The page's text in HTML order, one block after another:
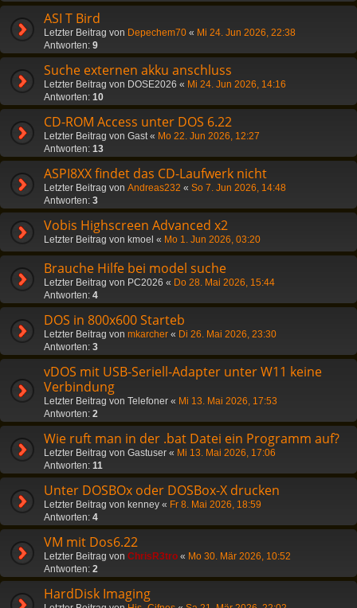
ASI T Bird
Letzter Beitrag von Depechem70 « Mi 24. Jun 2026, 22:38
Antworten: 9
Suche externen akku anschluss
Letzter Beitrag von DOSE2026 « Mi 24. Jun 2026, 14:16
Antworten: 10
CD-ROM Access unter DOS 6.22
Letzter Beitrag von Gast« Mo 22. Jun 2026, 12:27
Antworten: 13
ASPI8XX findet das CD-Laufwerk nicht
Letzter Beitrag von Andreas232 « So 7. Jun 2026, 14:48
Antworten: 3
Vobis Highscreen Advanced x2
Letzter Beitrag von kmoel « Mo 1. Jun 2026, 03:20
Brauche Hilfe bei model suche
Letzter Beitrag von PC2026 « Do 28. Mai 2026, 15:44
Antworten: 4
DOS in 800x600 Starteb
Letzter Beitrag von mkarcher « Di 26. Mai 2026, 23:30
Antworten: 3
vDOS mit USB-Seriell-Adapter unter W11 keine
Verbindung
Letzter Beitrag von Telefoner « Mi 13. Mai 2026, 17:53
Antworten: 2
Wie ruft man in der .bat Datei ein Programm auf?
Letzter Beitrag von Gastuser « Mi 13. Mai 2026, 17:06
Antworten: 11
Unter DOSBOx oder DOSBox-X drucken
Letzter Beitrag von kenney « Fr 8. Mai 2026, 18:59
Antworten: 4
VM mit Dos6.22
Letzter Beitrag von ChrisR3tro « Mo 30. Mär 2026, 10:52
Antworten: 2
HardDisk Imaging